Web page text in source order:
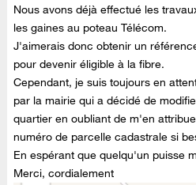
Nous avons déjà effectué les
les gaines au poteau Télécom.
J'aimerais donc obtenir un
pour devenir éligible à la fibre.
Cependant, je suis toujours en
par la mairie qui a décidé de
quartier en oubliant de m'en
numéro de parcelle cadastrale si
En espérant que quelqu'un puisse
Merci, cordialement